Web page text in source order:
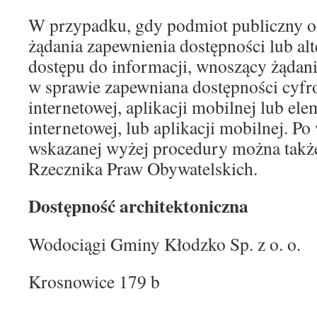
W przypadku, gdy podmiot publiczny
żądania zapewnienia dostępności lub
dostępu do informacji, wnoszący
w sprawie zapewniana dostępności
internetowej, aplikacji mobilnej lub
internetowej, lub aplikacji mobilnej. Po
wskazanej wyżej procedury można
Rzecznika Praw Obywatelskich.
Dostępność architektoniczna
Wodociągi Gminy Kłodzko Sp. z o. o.
Krosnowice 179 b